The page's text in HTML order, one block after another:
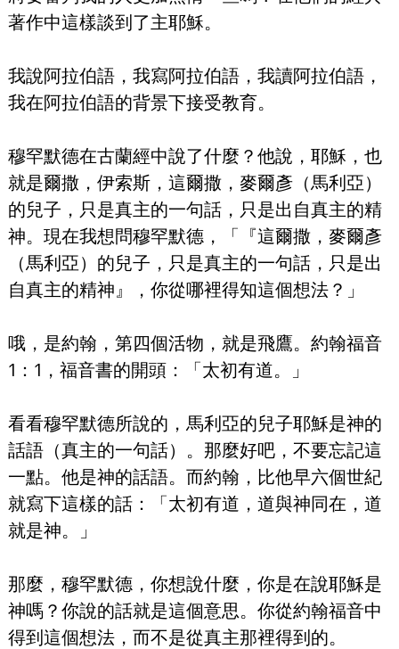
著作中這樣談到了主耶穌。
我說阿拉伯語，我寫阿拉伯語，我讀阿拉伯語，
我在阿拉伯語的背景下接受教育。
穆罕默德在古蘭經中說了什麼？他說，耶穌，也
就是爾撒，伊索斯，這爾撒，麥爾彥（馬利亞）
的兒子，只是真主的一句話，只是出自真主的精
神。現在我想問穆罕默德，「『這爾撒，麥爾彥
（馬利亞）的兒子，只是真主的一句話，只是出
自真主的精神』，你從哪裡得知這個想法？」
哦，是約翰，第四個活物，就是飛鷹。約翰福音
1：1，福音書的開頭：「太初有道。」
看看穆罕默德所說的，馬利亞的兒子耶穌是神的
話語（真主的一句話）。那麼好吧，不要忘記這
一點。他是神的話語。而約翰，比他早六個世紀
就寫下這樣的話：「太初有道，道與神同在，道
就是神。」
那麼，穆罕默德，你想說什麼，你是在說耶穌是
神嗎？你說的話就是這個意思。你從約翰福音中
得到這個想法，而不是從真主那裡得到的。